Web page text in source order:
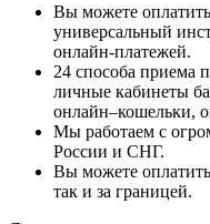
Вы можете
универсальный
онлайн-платежей.
24 способа приема
личные кабинеты
онлайн–кошельки,
Мы работаем с
России и СНГ.
Вы можете оплатить
так и за границей.